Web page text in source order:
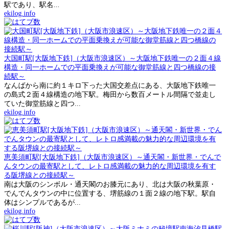
駅であり、駅名...
ekilog.info
大国町駅[大阪地下鉄]（大阪市浪速区）～大阪地下鉄唯一の２面４線
構造・同一ホームでの平面乗換えが可能な御堂筋線と四つ橋線の接
続駅～
なんばから南に約１キロ下った大国交差点にある、大阪地下鉄唯一
の島式２面４線構造の地下駅。梅田から数百メートル間隔で並走し
ていた御堂筋線と四つ...
ekilog.info
恵美須町駅[大阪地下鉄]（大阪市浪速区）～通天閣・新世界・でんで
んタウンの最寄駅として、レトロ感満載の魅力的な周辺環境を有す
る阪堺線との接続駅～
南は大阪のシンボル・通天閣のお膝元にあり、北は大阪の秋葉原・
でんでんタウンの中に位置する、堺筋線の１面２線の地下駅。駅自
体はシンプルであるが...
ekilog.info